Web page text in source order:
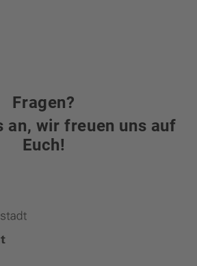
Fragen?
an, wir freuen uns auf
Euch!